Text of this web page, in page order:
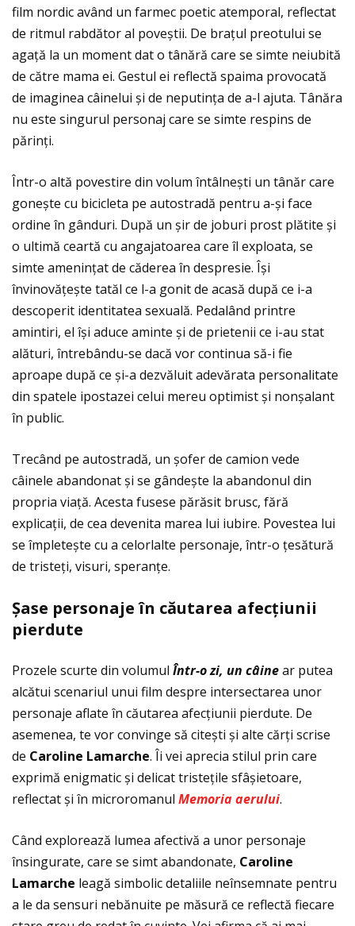
film nordic având un farmec poetic atemporal, reflectat
de ritmul rabdător al poveștii. De braţul preotului se
agaţă la un moment dat o tânără care se simte neiubită
de către mama ei. Gestul ei reflectă spaima provocată
de imaginea câinelui și de neputinţa de a-l ajuta. Tânăra
nu este singurul personaj care se simte respins de
părinţi.
Într-o altă povestire din volum întâlnești un tânăr care
gonește cu bicicleta pe autostradă pentru a-și face
ordine în gânduri. După un șir de joburi prost plătite și
o ultimă ceartă cu angajatoarea care îl exploata, se
simte ameninţat de căderea în despresie. Își
învinovăţește tatăl ce l-a gonit de acasă după ce i-a
descoperit identitatea sexuală. Pedalând printre
amintiri, el își aduce aminte și de prietenii ce i-au stat
alături, întrebându-se dacă vor continua să-i fie
aproape după ce și-a dezvăluit adevărata personalitate
din spatele ipostazei celui mereu optimist și nonșalant
în public.
Trecând pe autostradă, un șofer de camion vede
câinele abandonat și se gândește la abandonul din
propria viaţă. Acesta fusese părăsit brusc, fără
explicaţii, de cea devenita marea lui iubire. Povestea lui
se împletește cu a celorlalte personaje, într-o ţesătură
de tristeţi, visuri, speranţe.
Şase personajeîn căutarea afecţiunii
pierdute
Prozele scurte din volumul Într-o zi, un câinear putea
alcătui scenariul unui film despre intersectarea unor
personaje aflate în căutarea afecţiunii pierdute. De
asemenea, te vor convinge să citești și alte cărţi scrise
de Caroline Lamarche. Îi vei aprecia stilul prin care
exprimă enigmatic și delicat tristeţile sfâșietoare,
reflectat și în microromanul Memoria aerului.
Când explorează lumea afectivă a unor personaje
însingurate, care se simt abandonate, Caroline
Lamarche leagă simbolic detaliile neînsemnate pentru
a le da sensuri nebănuite pe măsură ce reflectă fiecare